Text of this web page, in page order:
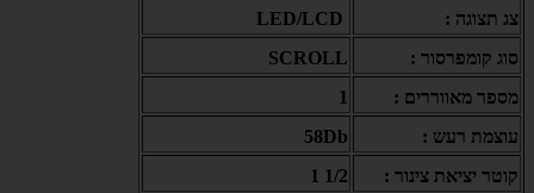
צג תצוגה :
סוג קומפרסור :
SCROLL
מספר מאווררים :
1
עוצמת רעש :
58Db
קוטר יציאת צינור :
1/2 1